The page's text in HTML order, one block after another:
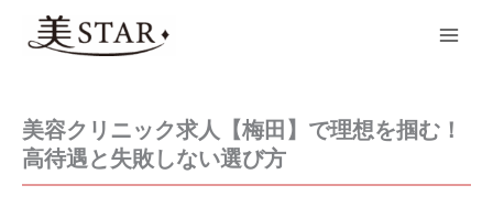
美容クリニック求人【梅田】で理想を掴む！
高待遇と失敗しない選び方